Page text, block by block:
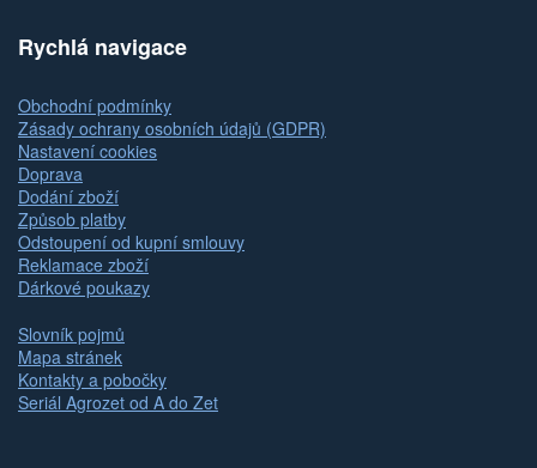
Rychlá navigace
Obchodní podmínky
Zásady ochrany osobních údajů (GDPR)
Nastavení cookies
Doprava
Dodání zboží
Způsob platby
Odstoupení od kupní smlouvy
Reklamace zboží
Dárkové poukazy
Slovník pojmů
Mapa stránek
Kontakty a pobočky
Seriál Agrozet od A do Zet